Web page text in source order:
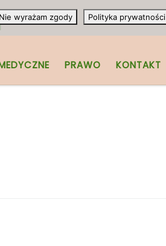
PRAWO KONTAKT
Nie wyrażam zgody Polityka prywatności